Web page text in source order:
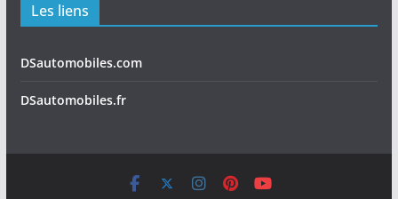
Les liens
DSautomobiles.com
DSautomobiles.fr